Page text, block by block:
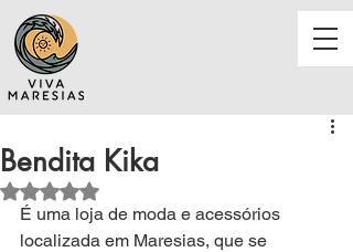
Bendita Kika
Avaliado com NaN de 5 estrelas.
É uma loja de moda e acessórios
localizada em Maresias, que se